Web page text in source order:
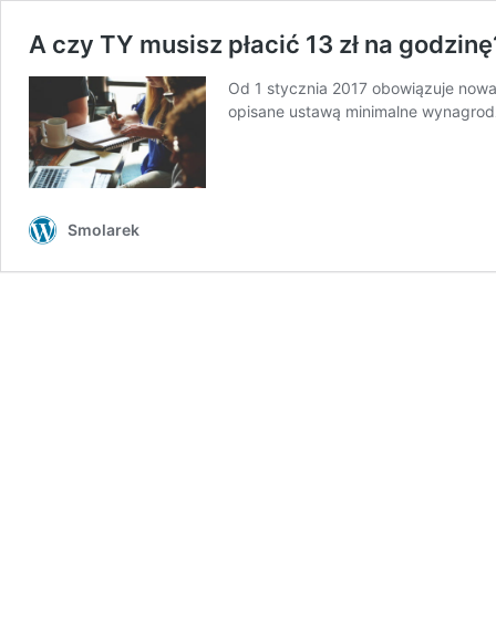
A czy TY musisz płacić 13 zł na
Od 1 stycznia 2017 obowiązuje
opisane ustawą minimalne
Smolarek